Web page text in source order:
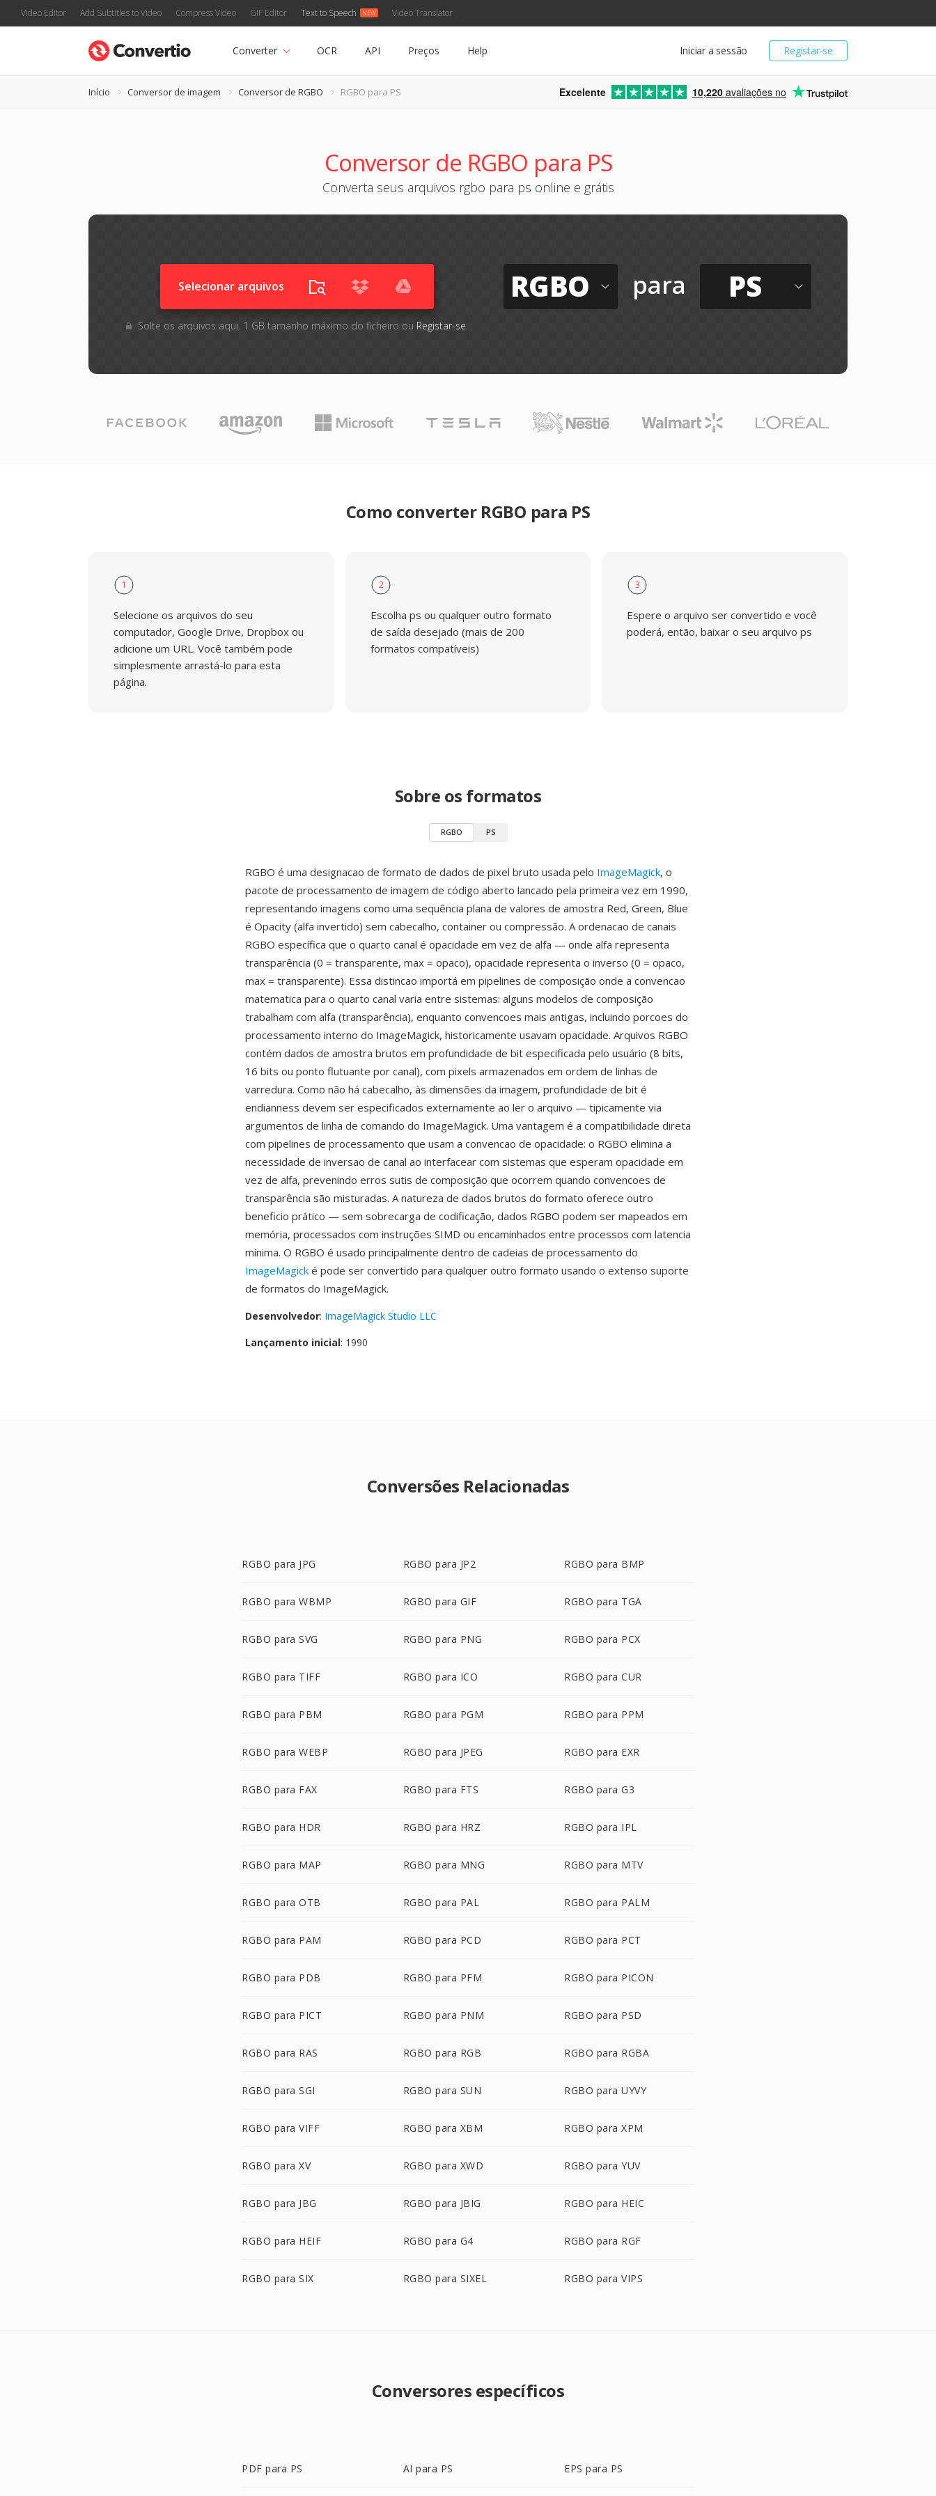
Video Editor Add Subtitles to Video Compress Video GIF Editor Text to Speech Video Translator
Registar-se
Iniciar a sessão
Converter OCR API Preços Help
Início Conversor de imagem Conversor de RGBO RGBO para PS Excelente 10,220 avaliações no
Conversor de RGBO para PS
Converta seus arquivos rgbo para ps online e grátis
Selecionar arquivos
Solte os arquivos aqui. 1 GB tamanho máximo do ficheiro ou Registar-se
RGBO para PS
Como converter RGBO para PS
1
Selecione os arquivos do seu
computador, Google Drive, Dropbox ou
adicione um URL. Você também pode
simplesmente arrastá-lo para esta
página.
2
Escolha ps ou qualquer outro formato
de saída desejado (mais de 200
formatos compatíveis)
3
Espere o arquivo ser convertido e você
poderá, então, baixar o seu arquivo ps
Sobre os formatos
RGBO PS
RGBO é uma designacao de formato de dados de pixel bruto usada pelo ImageMagick, o
pacote de processamento de imagem de código aberto lancado pela primeira vez em 1990,
representando imagens como uma sequência plana de valores de amostra Red, Green, Blue
é Opacity (alfa invertido) sem cabecalho, container ou compressão. A ordenacao de canais
RGBO específica que o quarto canal é opacidade em vez de alfa — onde alfa representa
transparência (0 = transparente, max = opaco), opacidade representa o inverso (0 = opaco,
max = transparente). Essa distincao importá em pipelines de composição onde a convencao
matematica para o quarto canal varia entre sistemas: alguns modelos de composição
trabalham com alfa (transparência), enquanto convencoes mais antigas, incluindo porcoes do
processamento interno do ImageMagick, historicamente usavam opacidade. Arquivos RGBO
contém dados de amostra brutos em profundidade de bit especificada pelo usuário (8 bits,
16 bits ou ponto flutuante por canal), com pixels armazenados em ordem de linhas de
varredura. Como não há cabecalho, às dimensões da imagem, profundidade de bit é
endianness devem ser especificados externamente ao ler o arquivo — tipicamente via
argumentos de linha de comando do ImageMagick. Uma vantagem é a compatibilidade direta
com pipelines de processamento que usam a convencao de opacidade: o RGBO elimina a
necessidade de inversao de canal ao interfacear com sistemas que esperam opacidade em
vez de alfa, prevenindo erros sutis de composição que ocorrem quando convencoes de
transparência são misturadas. A natureza de dados brutos do formato oferece outro
beneficio prático — sem sobrecarga de codificação, dados RGBO podem ser mapeados em
memória, processados com instruções SIMD ou encaminhados entre processos com latencia
mínima. O RGBO é usado principalmente dentro de cadeias de processamento do
ImageMagick é pode ser convertido para qualquer outro formato usando o extenso suporte
de formatos do ImageMagick.
Desenvolvedor: ImageMagick Studio LLC
Lançamento inicial: 1990
Conversões Relacionadas
RGBO para JPG RGBO para JP2 RGBO para BMP
RGBO para WBMP RGBO para GIF RGBO para TGA
RGBO para SVG RGBO para PNG RGBO para PCX
RGBO para TIFF RGBO para ICO RGBO para CUR
RGBO para PBM RGBO para PGM RGBO para PPM
RGBO para WEBP RGBO para JPEG RGBO para EXR
RGBO para FAX RGBO para FTS RGBO para G3
RGBO para HDR RGBO para HRZ RGBO para IPL
RGBO para MAP RGBO para MNG RGBO para MTV
RGBO para OTB RGBO para PAL RGBO para PALM
RGBO para PAM RGBO para PCD RGBO para PCT
RGBO para PDB RGBO para PFM RGBO para PICON
RGBO para PICT RGBO para PNM RGBO para PSD
RGBO para RAS RGBO para RGB RGBO para RGBA
RGBO para SGI RGBO para SUN RGBO para UYVY
RGBO para VIFF RGBO para XBM RGBO para XPM
RGBO para XV RGBO para XWD RGBO para YUV
RGBO para JBG RGBO para JBIG RGBO para HEIC
RGBO para HEIF RGBO para G4 RGBO para RGF
RGBO para SIX RGBO para SIXEL RGBO para VIPS
Conversores específicos
PDF para PS AI para PS EPS para PS